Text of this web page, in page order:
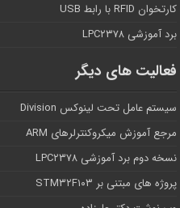
کارتخوان RFID با رابط USB
برد آموزشی LPC۲۳۷۸
فعالیت های دیگر
سیستم عامل تحت لینوکس Division
مرجع آموزش میکروکنترلرهای ARM
نسخه دوم برد آموزشی LPC۲۳۷۸
پروژه های مبتنی بر STM۳۲F۱۰۳